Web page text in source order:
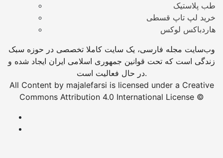
طب پلاستیک
خرید لپ تاپ قسطی
هاردباکس لوکس
وب‌سایت مجله فارسی، یک سایت کاملا تخصصی در حوزه سبک
زندگی است که تحت قوانین جمهوری اسلامی ایران ایجاد شده و
در حال فعالیت است.
All Content by majalefarsi is licensed under a Creative
Commons Attribution 4.0 International License ©️